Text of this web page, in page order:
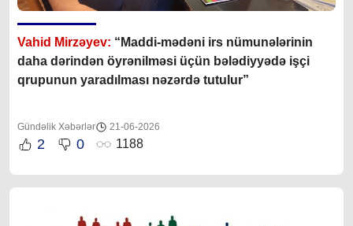
Vahid Mirzəyev: “Maddi-mədəni irs nümunələrinin
daha dərindən öyrənilməsi üçün bələdiyyədə işçi
qrupunun yaradılması nəzərdə tutulur”
Gündəlik Xəbərlər 21-06-2026
2 0 1188